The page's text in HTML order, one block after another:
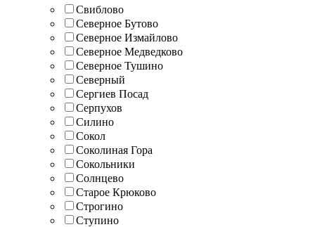
Свиблово
Северное Бутово
Северное Измайлово
Северное Медведково
Северное Тушино
Северный
Сергиев Посад
Серпухов
Силино
Сокол
Соколиная Гора
Сокольники
Солнцево
Старое Крюково
Строгино
Ступино